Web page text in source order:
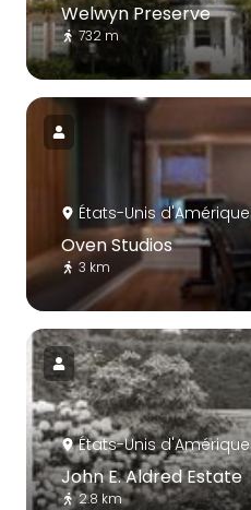
Welwyn Preserve
732 m
États-Unis d'Amérique
Oven Studios
3 km
États-Unis d'Amérique
John E. Aldred Estate
2.8 km